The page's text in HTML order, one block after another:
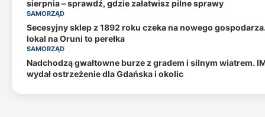
sierpnia – sprawdź, gdzie załatwisz pilne sprawy
SAMORZĄD
Secesyjny sklep z 1892 roku czeka na nowego
lokal na Oruni to perełka
SAMORZĄD
Nadchodzą gwałtowne burze z gradem i silnym wiatrem.
wydał ostrzeżenie dla Gdańska i okolic